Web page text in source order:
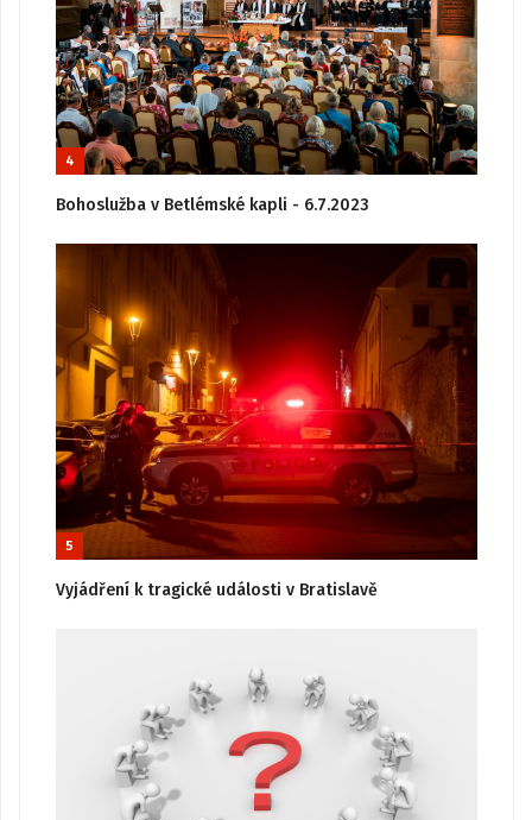
4
Bohoslužba v Betlémské kapli - 6.7.2023
5
Vyjádření k tragické události v Bratislavě